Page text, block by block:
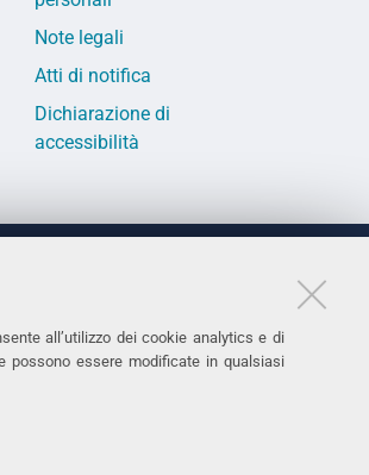
all’utilizzo dei cookie analytics e di
possono essere modificate in qualsiasi
Note legali
Atti di notifica
Dichiarazione di
accessibilità
dati personali